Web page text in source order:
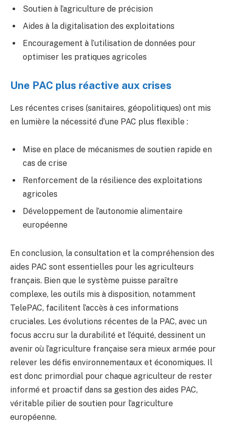
Soutien à l’agriculture de précision
Aides à la digitalisation des exploitations
Encouragement à l’utilisation de données pour
optimiser les pratiques agricoles
Une PAC plus réactive aux crises
Les récentes crises (sanitaires, géopolitiques) ont mis
en lumière la nécessité d’une PAC plus flexible :
Mise en place de mécanismes de soutien rapide en
cas de crise
Renforcement de la résilience des exploitations
agricoles
Développement de l’autonomie alimentaire
européenne
En conclusion, la consultation et la compréhension des
aides PAC sont essentielles pour les agriculteurs
français. Bien que le système puisse paraître
complexe, les outils mis à disposition, notamment
TelePAC, facilitent l’accès à ces informations
cruciales. Les évolutions récentes de la PAC, avec un
focus accru sur la durabilité et l’équité, dessinent un
avenir où l’agriculture française sera mieux armée pour
relever les défis environnementaux et économiques. Il
est donc primordial pour chaque agriculteur de rester
informé et proactif dans sa gestion des aides PAC,
véritable pilier de soutien pour l’agriculture
européenne.